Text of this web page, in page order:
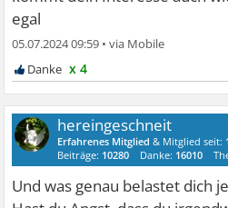
egal
05.07.2024 09:59 •
x 4
hereingeschneit
Erfahrenes Mitglied & Mitglied seit:
Beiträge: 10280 Danke: 16010
Und was genau belastet dich